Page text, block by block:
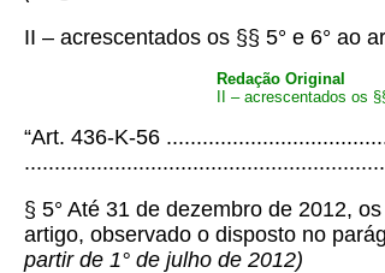
II – acrescentados os §§ 5° e 6° ao
Redação Original
II – acrescentados os
“Art. 436-K-56
§ 5° Até 31 de dezembro de 2012,
artigo, observado o disposto no
partir de 1° de julho de 2012)